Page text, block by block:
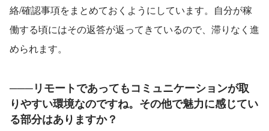
絡/確認事項をまとめておくようにしています。自分が稼
働する頃にはその返答が返ってきているので、滞りなく進
められます。
───リモートであってもコミュニケーションが取
りやすい環境なのですね。その他で魅力に感じてい
る部分はありますか？